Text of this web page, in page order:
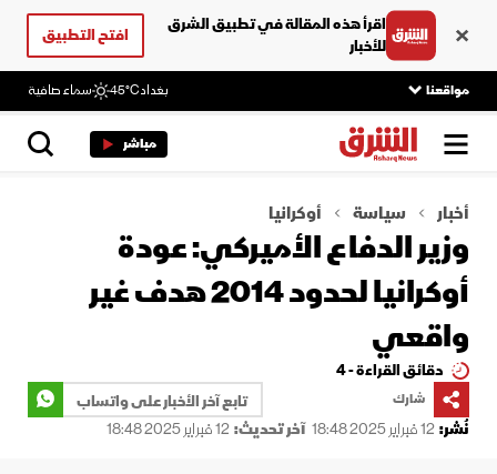
اقرأ هذه المقالة في تطبيق الشرق
للأخبار
افتح التطبيق
مواقعنا بغداد45°C سماء صافية
مباشر
أخبار سياسة أوكرانيا
وزير الدفاع الأميركي: عودة
أوكرانيا لحدود 2014 هدف غير
واقعي
دقائق القراءة - 4
شارك
تابع آخر الأخبار على واتساب
نُشر:12 فبراير 2025 18:48 آخر تحديث:12 فبراير 2025 18:48